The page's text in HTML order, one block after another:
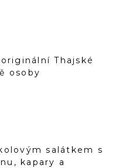
Thajské
osoby
salátkem s
kapary a